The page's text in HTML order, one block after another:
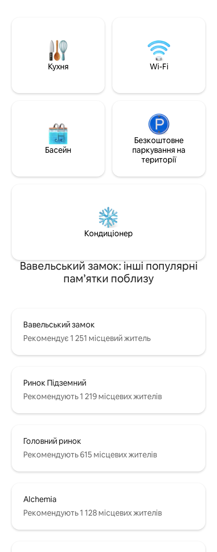
посудомийна машина, плита, духовка,
холодильник, праска, пральна
машина, сушильна машина, фен.
Справжній дім далеко від дому! Вам
обладнана
центральний
кімнати; — ванна
Кухня Wi-Fi
Басейн
Безкоштовне
паркування на
території
Кондиціонер
Вавельський замок: інші популярні
пам’ятки поблизу
Вавельський замок
Рекомендує 1 251 місцевий житель
Ринок Підземний
Рекомендують 1 219 місцевих жителів
Головний ринок
Рекомендують 615 місцевих жителів
Alchemia
Рекомендують 1 128 місцевих жителів